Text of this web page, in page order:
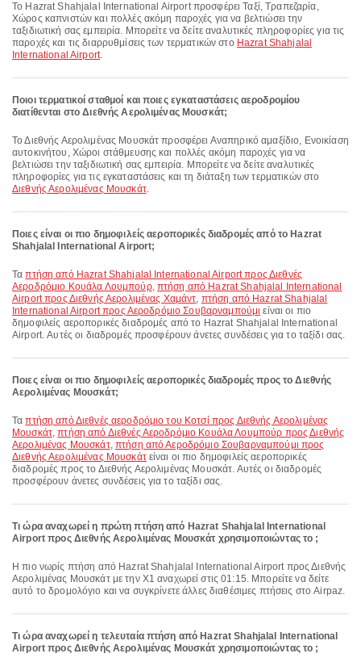
Το Hazrat Shahjalal International Airport προσφέρει Ταξί, Τραπεζαρία,
Χώρος καπνιστών και πολλές ακόμη παροχές για να βελτιώσει την
ταξιδιωτική σας εμπειρία. Μπορείτε να δείτε αναλυτικές πληροφορίες για τις
παροχές και τις διαρρυθμίσεις των τερματικών στο Hazrat Shahjalal
International Airport.
Ποιοι τερματικοί σταθμοί και ποιες εγκαταστάσεις αεροδρομίου
διατίθενται στο Διεθνής Αερολιμένας Μουσκάτ;
Το Διεθνής Αερολιμένας Μουσκάτ προσφέρει Αναπηρικό αμαξίδιο, Ενοικίαση
αυτοκινήτου, Χώροι στάθμευσης και πολλές ακόμη παροχές για να
βελτιώσει την ταξιδιωτική σας εμπειρία. Μπορείτε να δείτε αναλυτικές
πληροφορίες για τις εγκαταστάσεις και τη διάταξη των τερματικών στο
Διεθνής Αερολιμένας Μουσκάτ.
Ποιες είναι οι πιο δημοφιλείς αεροπορικές διαδρομές από το Hazrat
Shahjalal International Airport;
Ταπτήση από Hazrat Shahjalal International Airport προς Διεθνές
Αεροδρόμιο Κουάλα Λουμπούρ, πτήση από Hazrat Shahjalal International
Airport προς Διεθνής Αερολιμένας Χαμάντ, πτήση από Hazrat Shahjalal
International Airport προς Αεροδρόμιο Σουβαρναμπούμι είναι οι πιο
δημοφιλείς αεροπορικές διαδρομές από το Hazrat Shahjalal International
Airport. Αυτές οι διαδρομές προσφέρουν άνετες συνδέσεις για το ταξίδι σας.
Ποιες είναι οι πιο δημοφιλείς αεροπορικές διαδρομές προς το Διεθνής
Αερολιμένας Μουσκάτ;
Ταπτήση από Διεθνές αεροδρόμιο του Κοτσί προς Διεθνής Αερολιμένας
Μουσκάτ,πτήση από Διεθνές Αεροδρόμιο Κουάλα Λουμπούρ προς Διεθνής
Αερολιμένας Μουσκάτ, πτήση από Αεροδρόμιο Σουβαρναμπούμι προς
Διεθνής Αερολιμένας Μουσκάτείναι οι πιο δημοφιλείς αεροπορικές
διαδρομές προς το Διεθνής Αερολιμένας Μουσκάτ. Αυτές οι διαδρομές
προσφέρουν άνετες συνδέσεις για το ταξίδι σας.
Τι ώρα αναχωρεί η πρώτη πτήση από Hazrat Shahjalal International
Airport προς Διεθνής Αερολιμένας Μουσκάτ χρησιμοποιώντας το ;
Η πιο νωρίς πτήση από Hazrat Shahjalal International Airport προς Διεθνής
Αερολιμένας Μουσκάτ με την X1 αναχωρεί στις 01:15. Μπορείτε να δείτε
αυτό το δρομολόγιο και να συγκρίνετε άλλες διαθέσιμες πτήσεις στο Airpaz.
Τι ώρα αναχωρεί η τελευταία πτήση από Hazrat Shahjalal International
Airport προς Διεθνής Αερολιμένας Μουσκάτ χρησιμοποιώντας το ;